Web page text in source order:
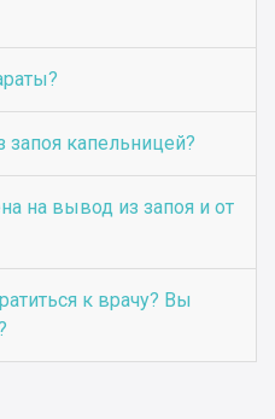
запоя капельницей?
на вывод из запоя и от
к врачу? Вы